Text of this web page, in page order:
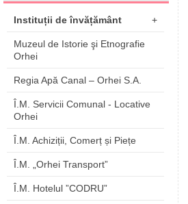
Instituții de învățământ +
Muzeul de Istorie şi Etnografie
Orhei
Regia Apă Canal – Orhei S.A.
Î.M. Servicii Comunal - Locative
Orhei
Î.M. Achiziții, Comerț și Piețe
Î.M. „Orhei Transport”
Î.M. Hotelul ”CODRU”